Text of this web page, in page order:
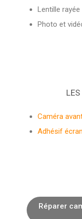
Lentille rayée
Photo et
Caméra
Adhésif
Réparer